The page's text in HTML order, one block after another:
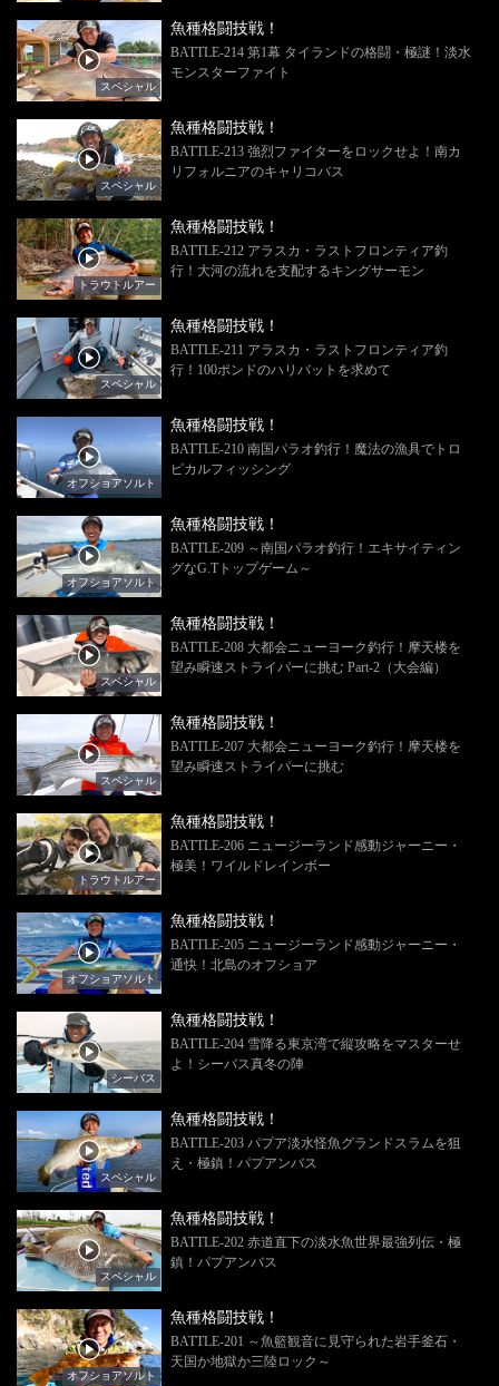
スペシャル
魚種格闘技戦！
BATTLE-214 第1幕 タイランドの格闘・極謎！淡水
モンスターファイト
スペシャル
魚種格闘技戦！
BATTLE-213 強烈ファイターをロックせよ！南カ
リフォルニアのキャリコバス
トラウトルアー
魚種格闘技戦！
BATTLE-212 アラスカ・ラストフロンティア釣
行！大河の流れを支配するキングサーモン
スペシャル
魚種格闘技戦！
BATTLE-211 アラスカ・ラストフロンティア釣
行！100ポンドのハリバットを求めて
オフショアソルト
魚種格闘技戦！
BATTLE-210 南国パラオ釣行！魔法の漁具でトロ
ピカルフィッシング
オフショアソルト
魚種格闘技戦！
BATTLE-209 ～南国パラオ釣行！エキサイティン
グなG.Tトップゲーム～
スペシャル
魚種格闘技戦！
BATTLE-208 大都会ニューヨーク釣行！摩天楼を
望み瞬速ストライパーに挑む Part-2（大会編）
スペシャル
魚種格闘技戦！
BATTLE-207 大都会ニューヨーク釣行！摩天楼を
望み瞬速ストライパーに挑む
トラウトルアー
魚種格闘技戦！
BATTLE-206 ニュージーランド感動ジャーニー・
極美！ワイルドレインボー
オフショアソルト
魚種格闘技戦！
BATTLE-205 ニュージーランド感動ジャーニー・
通快！北島のオフショア
シーバス
魚種格闘技戦！
BATTLE-204 雪降る東京湾で縦攻略をマスターせ
よ！シーバス真冬の陣
スペシャル
魚種格闘技戦！
BATTLE-203 パプア淡水怪魚グランドスラムを狙
え・極鎮！パプアンバス
スペシャル
魚種格闘技戦！
BATTLE-202 赤道直下の淡水魚世界最強列伝・極
鎮！パプアンバス
オフショアソルト
魚種格闘技戦！
BATTLE-201 ～魚籃観音に見守られた岩手釜石・
天国か地獄か三陸ロック～